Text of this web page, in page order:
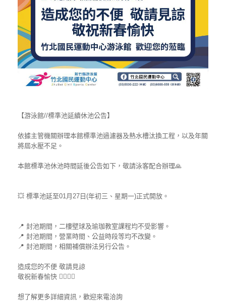
【游泳館//標準池延續休池公告】
依據主管機關辦理本館標準池過濾器及熱水槽汰換工程，以及年關
將屆水壓不足。
本館標準池休池時間延後公告如下，敬請泳客配合辦理🙏
💥 標準池延至01月27日(年初三、星期一)正式開放。
📍 封池期間，二樓壁球及瑜珈教室課程均不受影響。
📍 封池期間，營業時間、公益時段等均不改變。
📍 封池期間，相關補償辦法另行公告。
造成您的不便 敬請見諒
敬祝新春愉快 🙇‍♂️🙇‍♀️
想了解更多詳細資訊，歡迎來電洽詢